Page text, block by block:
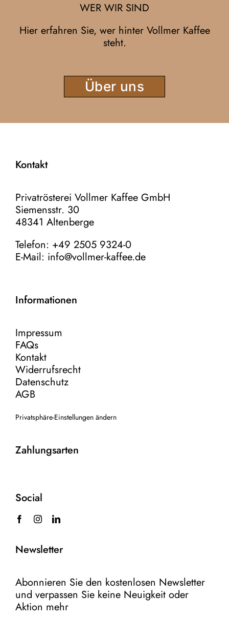
WER WIR SIND
Hier erfahren Sie, werhinter Vollmer Kaffee
steht.
Über uns
Kontakt
Privatrösterei Vollmer Kaffee GmbH
Siemensstr. 30
48341 Altenberge
Telefon: +49 2505 9324-0
E-Mail: info@vollmer-kaffee.de
Informationen
Impressum
FAQs
Kontakt
Widerrufsrecht
Datenschutz
AGB
Privatsphäre-Einstellungen ändern
Zahlungsarten
Social
Newsletter
Abonnieren Sie den kostenlosen Newsletter
und verpassen Sie keine Neuigkeit oder
Aktion mehr